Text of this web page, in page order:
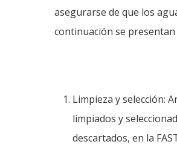
asegurarse de que los
continuación se
Limpieza y selección:
limpiados y
descartados, en la